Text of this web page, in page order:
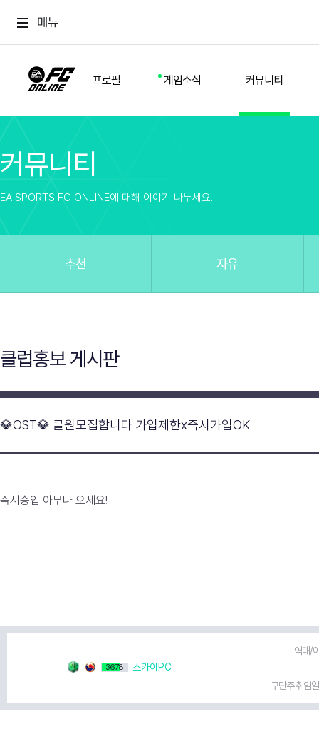
메뉴
프로필 게임소식 커뮤니티
스쿼드
커뮤니티
방명록
업데이트
유저 가이드
게임 플레이 버그 제보
커뮤니티
EA SPORTS FC ONLINE에 대해 이야기 나누세요.
추천 자유
클럽홍보 게시판
💎OST💎 클원모집합니다 가입제한x즉시가입OK
즉시승입 아무나 오세요!
3678 스카이PC
역대/
구단주 취임